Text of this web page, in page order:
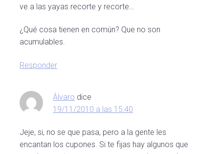
ve a las yayas recorte y recorte…
¿Qué cosa tienen en común? Que no son
acumulables.
Responder
Álvaro dice
19/11/2010 a las 15:40
Jeje, si, no se que pasa, pero a la gente les
encantan los cupones. Si te fijas hay algunos que